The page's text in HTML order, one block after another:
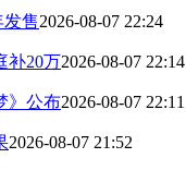
发售2026-08-07 22:24
补20万2026-08-07 22:14
》公布2026-08-07 22:11
2026-08-07 21:52